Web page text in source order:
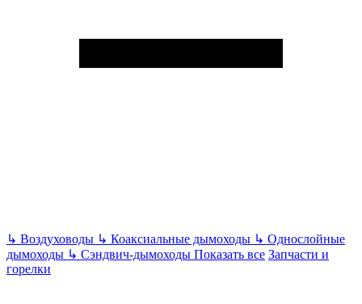
↳ Воздуховоды ↳ Коаксиальные дымоходы ↳ Однослойные
дымоходы ↳ Сэндвич-дымоходы Показать все Запчасти и
горелки